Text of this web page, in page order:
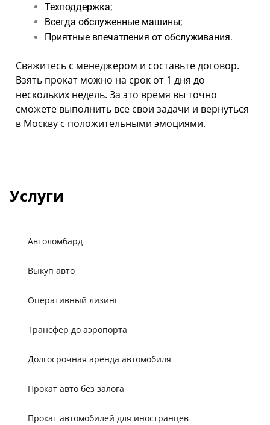
Техподдержка;
Всегда обслуженные машины;
Приятные впечатления от обслуживания.
Свяжитесь с менеджером и составьте договор.
Взять прокат можно на срок от 1 дня до
нескольких недель. За это время вы точно
сможете выполнить все свои задачи и вернуться
в Москву с положительными эмоциями.
Услуги
Автоломбард
Выкуп авто
Оперативный лизинг
Трансфер до аэропорта
Долгосрочная аренда автомобиля
Прокат авто без залога
Прокат автомобилей для иностранцев